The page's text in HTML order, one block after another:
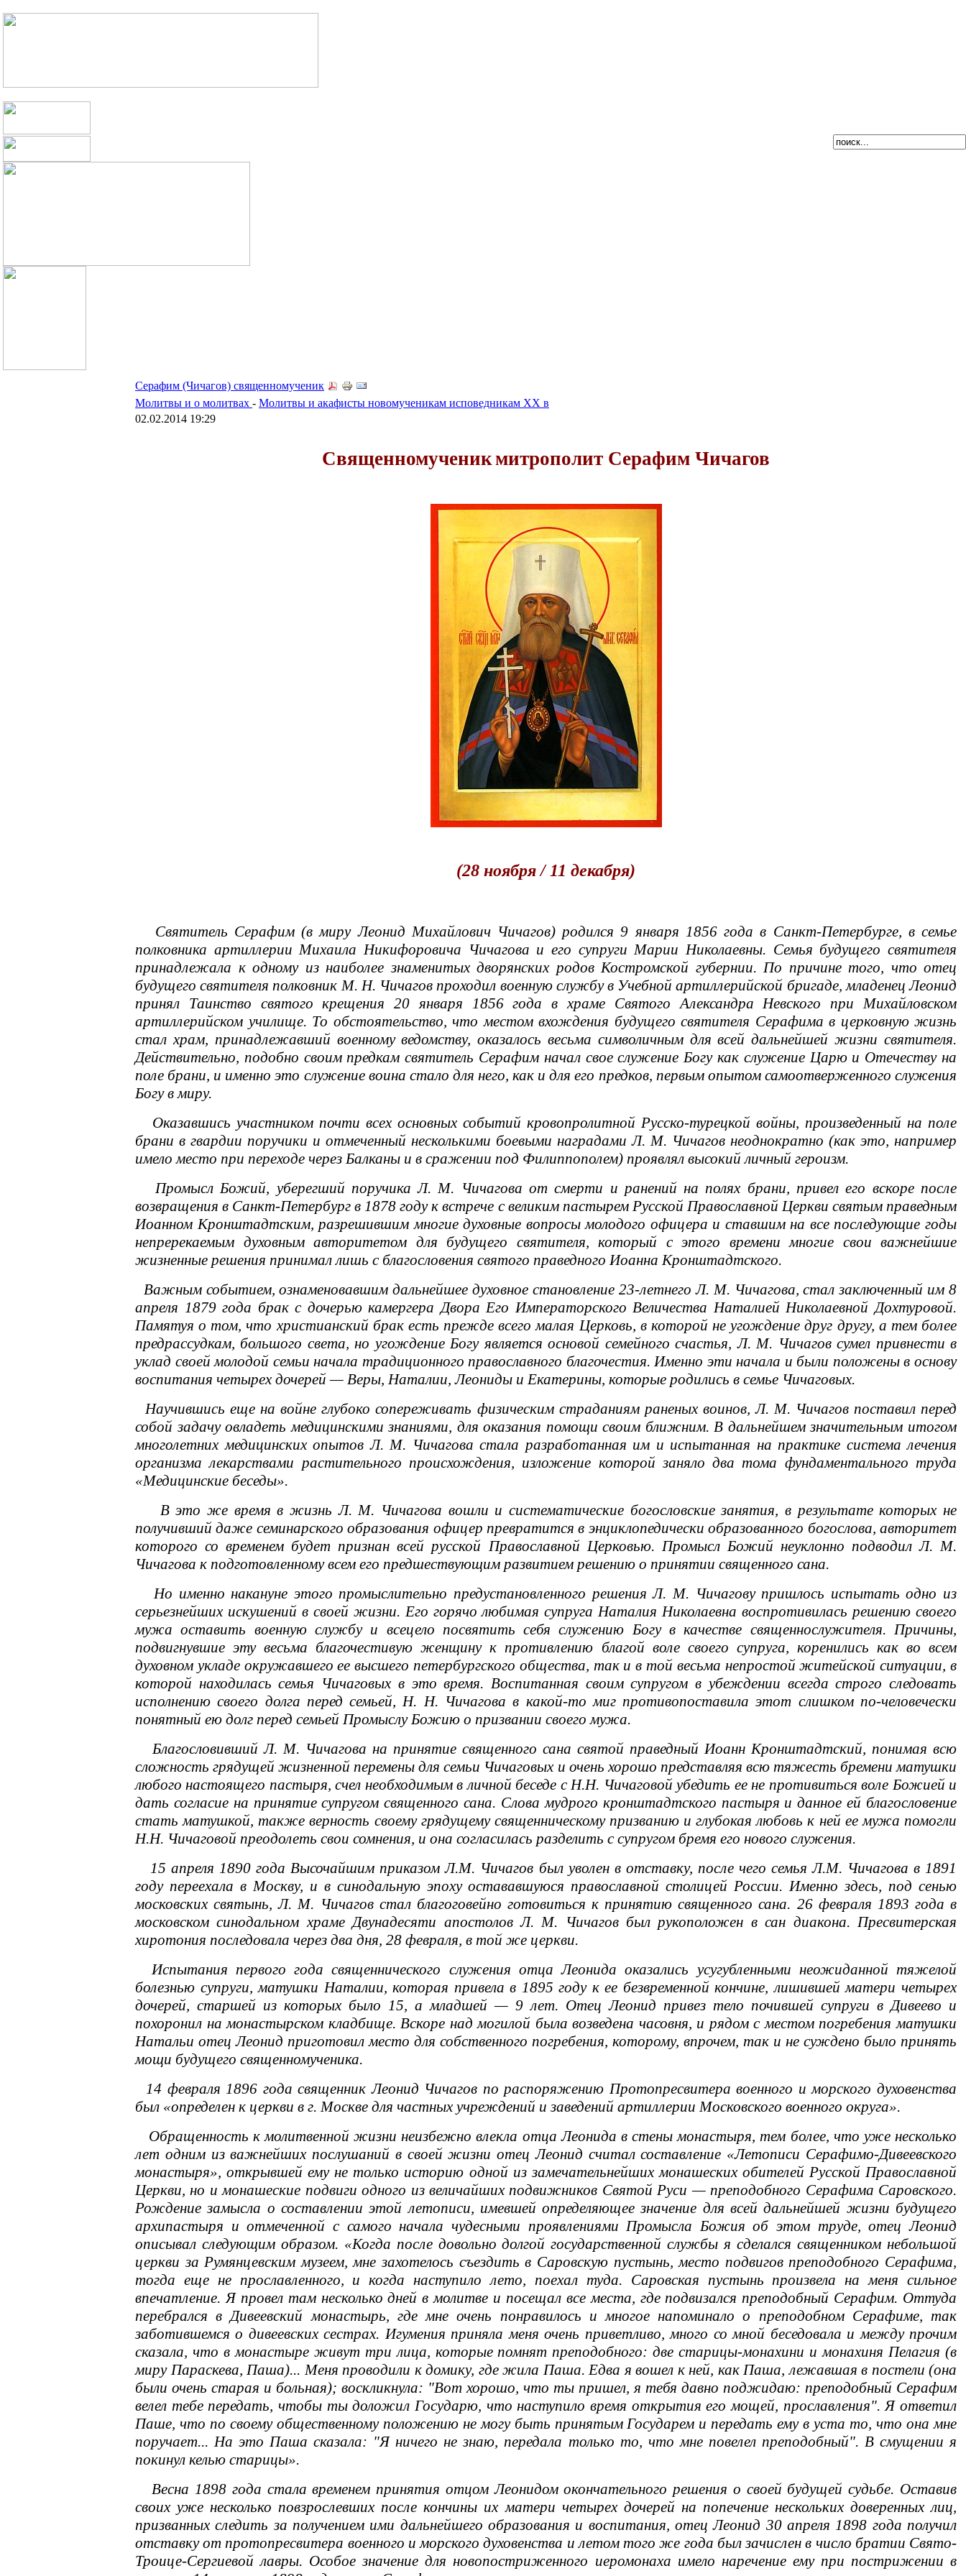
Серафим (Чичагов) священномученик
Молитвы и о молитвах - Молитвы и акафисты новомученикам исповедникам ХХ в
02.02.2014 19:29
Священномученикмитрополит Серафим Чичагов
(28 ноября / 11 декабря)
Святитель Серафим (в миру Леонид Михайлович Чичагов) родился 9 января 1856 года в Санкт-Петербурге, в семье
полковника артиллерии Михаила Никифоровича Чичагова и его супруги Марии Николаевны. Семья будущего святителя
принадлежала к одному из наиболее знаменитых дворянских родов Костромской губернии. По причине того, что отец
будущего святителя полковник М. Н. Чичагов проходил военную службу в Учебной артиллерийской бригаде, младенец Леонид
принял Таинство святого крещения 20 января 1856 года в храме Святого Александра Невского при Михайловском
артиллерийском училище. То обстоятельство, что местом вхождения будущего святителя Серафима в церковную жизнь
стал храм, принадлежавший военному ведомству, оказалось весьма символичным для всей дальнейшей жизни святителя.
Действительно, подобно своим предкам святитель Серафим начал свое служение Богу как служение Царю и Отечеству на
поле брани, и именно это служение воина стало для него, как и для его предков, первым опытом самоотверженного служения
Богу в миру.
Оказавшись участником почти всех основных событий кровопролитной Русско-турецкой войны, произведенный на поле
брани в гвардии поручики и отмеченный несколькими боевыми наградами Л. М. Чичагов неоднократно (как это, например
имело место при переходе через Балканы и в сражении под Филиппополем) проявлял высокий личный героизм.
Промысл Божий, уберегший поручика Л. М. Чичагова от смерти и ранений на полях брани, привел его вскоре после
возвращения в Санкт-Петербург в 1878 году к встрече с великим пастырем Русской Православной Церкви святым праведным
Иоанном Кронштадтским, разрешившим многие духовные вопросы молодого офицера и ставшим на все последующие годы
непререкаемым духовным авторитетом для будущего святителя, который с этого времени многие свои важнейшие
жизненные решения принимал лишь с благословения святого праведного Иоанна Кронштадтского.
Важным событием, ознаменовавшим дальнейшее духовное становление 23-летнего Л. М. Чичагова, стал заключенный им 8
апреля 1879 года брак с дочерью камергера Двора Его Императорского Величества Наталией Николаевной Дохтуровой.
Памятуя о том, что христианский брак есть прежде всего малая Церковь, в которой не угождение друг другу, а тем более
предрассудкам, большого света, но угождение Богу является основой семейного счастья, Л. М. Чичагов сумел привнести в
уклад своей молодой семьи начала традиционного православного благочестия. Именно эти начала и были положены в основу
воспитания четырех дочерей — Веры, Наталии, Леониды и Екатерины, которые родились в семье Чичаговых.
Научившись еще на войне глубоко сопереживать физическим страданиям раненых воинов, Л. М. Чичагов поставил перед
собой задачу овладеть медицинскими знаниями, для оказания помощи своим ближним. В дальнейшем значительным итогом
многолетних медицинских опытов Л. М. Чичагова стала разработанная им и испытанная на практике система лечения
организма лекарствами растительного происхождения, изложение которой заняло два тома фундаментального труда
«Медицинские беседы».
В это же время в жизнь Л. М. Чичагова вошли и систематические богословские занятия, в результате которых не
получивший даже семинарского образования офицер превратится в энциклопедически образованного богослова, авторитет
которого со временем будет признан всей русской Православной Церковью. Промысл Божий неуклонно подводил Л. М.
Чичагова к подготовленному всем его предшествующим развитием решению о принятии священного сана.
Но именно накануне этого промыслительно предустановленного решения Л. М. Чичагову пришлось испытать одно из
серьезнейших искушений в своей жизни. Его горячо любимая супруга Наталия Николаевна воспротивилась решению своего
мужа оставить военную службу и всецело посвятить себя служению Богу в качестве священнослужителя. Причины,
подвигнувшие эту весьма благочестивую женщину к противлению благой воле своего супруга, коренились как во всем
духовном укладе окружавшего ее высшего петербургского общества, так и в той весьма непростой житейской ситуации, в
которой находилась семья Чичаговых в это время. Воспитанная своим супругом в убеждении всегда строго следовать
исполнению своего долга перед семьей, Н. Н. Чичагова в какой-то миг противопоставила этот слишком по-человечески
понятный ею долг перед семьей Промыслу Божию о призвании своего мужа.
Благословивший Л. М. Чичагова на принятие священного сана святой праведный Иоанн Кронштадтский, понимая всю
сложность грядущей жизненной перемены для семьи Чичаговых и очень хорошо представляя всю тяжесть бремени матушки
любого настоящего пастыря, счел необходимым в личной беседе с Н.Н. Чичаговой убедить ее не противиться воле Божией и
дать согласие на принятие супругом священного сана. Слова мудрого кронштадтского пастыря и данное ей благословение
стать матушкой, также верность своему грядущему священническому призванию и глубокая любовь к ней ее мужа помогли
Н.Н. Чичаговой преодолеть свои сомнения, и она согласилась разделить с супругом бремя его нового служения.
15 апреля 1890 года Высочайшим приказом Л.М. Чичагов был уволен в отставку, после чего семья Л.М. Чичагова в 1891
году переехала в Москву, и в синодальную эпоху остававшуюся православной столицей России. Именно здесь, под сенью
московских святынь, Л. М. Чичагов стал благоговейно готовиться к принятию священного сана. 26 февраля 1893 года в
московском синодальном храме Двунадесяти апостолов Л. М. Чичагов был рукоположен в сан диакона. Пресвитерская
хиротония последовала через два дня, 28 февраля, в той же церкви.
Испытания первого года священнического служения отца Леонида оказались усугубленными неожиданной тяжелой
болезнью супруги, матушки Наталии, которая привела в 1895 году к ее безвременной кончине, лишившей матери четырех
дочерей, старшей из которых было 15, а младшей — 9 лет. Отец Леонид привез тело почившей супруги в Дивеево и
похоронил на монастырском кладбище. Вскоре над могилой была возведена часовня, и рядом с местом погребения матушки
Натальи отец Леонид приготовил место для собственного погребения, которому, впрочем, так и не суждено было принять
мощи будущего священномученика.
14 февраля 1896 года священник Леонид Чичагов по распоряжению Протопресвитера военного и морского духовенства
был «определен к церкви в г. Москве для частных учреждений и заведений артиллерии Московского военного округа».
Обращенность к молитвенной жизни неизбежно влекла отца Леонида в стены монастыря, тем более, что уже несколько
лет одним из важнейших послушаний в своей жизни отец Леонид считал составление «Летописи Серафимо-Дивеевского
монастыря», открывшей ему не только историю одной из замечательнейших монашеских обителей Русской Православной
Церкви, но и монашеские подвиги одного из величайших подвижников Святой Руси — преподобного Серафима Саровского.
Рождение замысла о составлении этой летописи, имевшей определяющее значение для всей дальнейшей жизни будущего
архипастыря и отмеченной с самого начала чудесными проявлениями Промысла Божия об этом труде, отец Леонид
описывал следующим образом. «Когда после довольно долгой государственной службы я сделался священником небольшой
церкви за Румянцевским музеем, мне захотелось съездить в Саровскую пустынь, место подвигов преподобного Серафима,
тогда еще не прославленного, и когда наступило лето, поехал туда. Саровская пустынь произвела на меня сильное
впечатление. Я провел там несколько дней в молитве и посещал все места, где подвизался преподобный Серафим. Оттуда
перебрался в Дивеевский монастырь, где мне очень понравилось и многое напоминало о преподобном Серафиме, так
заботившемся о дивеевских сестрах. Игумения приняла меня очень приветливо, много со мной беседовала и между прочим
сказала, что в монастыре живут три лица, которые помнят преподобного: две старицы-монахини и монахиня Пелагия (в
миру Параскева, Паша)... Меня проводили к домику, где жила Паша. Едва я вошел к ней, как Паша, лежавшая в постели (она
были очень старая и больная); воскликнула: "Вот хорошо, что ты пришел, я тебя давно поджидаю: преподобный Серафим
велел тебе передать, чтобы ты доложил Государю, что наступило время открытия его мощей, прославления". Я ответил
Паше, что по своему общественному положению не могу быть принятым Государем и передать ему в уста то, что она мне
поручает... На это Паша сказала: "Я ничего не знаю, передала только то, что мне повелел преподобный". В смущении я
покинул келью старицы».
Весна 1898 года стала временем принятия отцом Леонидом окончательного решения о своей будущей судьбе. Оставив
своих уже несколько повзрослевших после кончины их матери четырех дочерей на попечение нескольких доверенных лиц,
призванных следить за получением ими дальнейшего образования и воспитания, отец Леонид 30 апреля 1898 года получил
отставку от протопресвитера военного и морского духовенства и летом того же года был зачислен в число братии Свято-
Троице-Сергиевой лавры. Особое значение для новопостриженного иеромонаха имело наречение ему при пострижении в